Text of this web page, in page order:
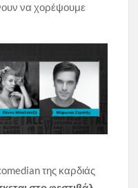
να χορέψουμε
της καρδιάς